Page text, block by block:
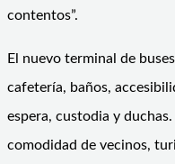
contentos”.
El nuevo terminal de
cafetería, baños,
espera, custodia y
comodidad de vecinos,